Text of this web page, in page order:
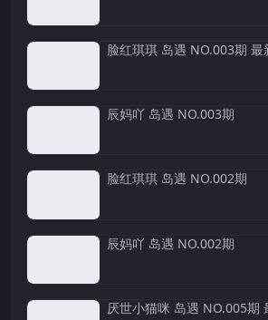
脸红琪琪 岛遇 NO.003期
辰妈吖 岛遇 NO.003期
脸红琪琪 岛遇 NO.002期
辰妈吖 岛遇 NO.002期
厌世小猫咪 岛遇 NO.005期